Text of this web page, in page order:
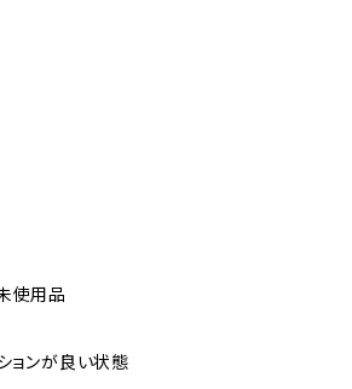
使用品
ョンが良い状態